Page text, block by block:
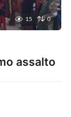
15 0
assalto